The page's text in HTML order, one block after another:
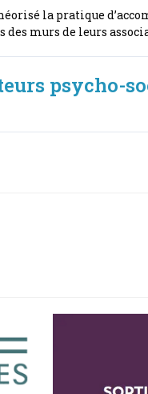
la pratique
des murs de leurs
psycho-